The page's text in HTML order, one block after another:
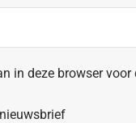
in deze browser